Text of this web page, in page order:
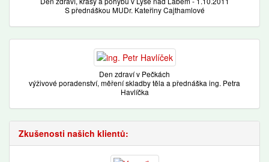
S přednáškou MUDr. Kateřiny Cajthamlové
Den zdraví v Pečkách
výživové poradenství, měření skladby těla a přednáška ing. Petra
Havlíčka
Zkušenosti našich klientů: